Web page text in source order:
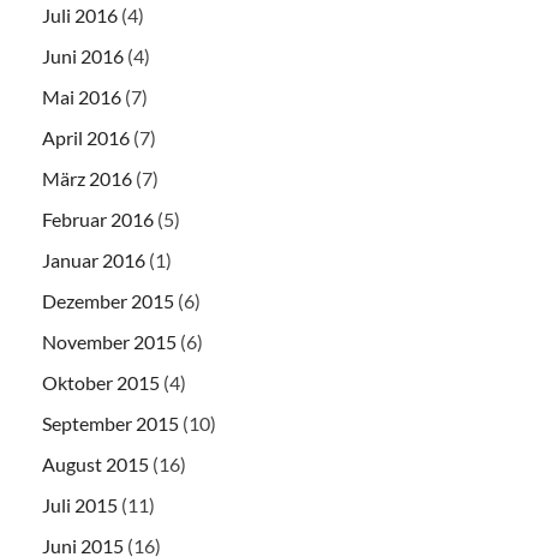
Juli 2016 (4)
Juni 2016 (4)
Mai 2016 (7)
April 2016 (7)
März 2016 (7)
Februar 2016 (5)
Januar 2016 (1)
Dezember 2015 (6)
November 2015 (6)
Oktober 2015 (4)
September 2015 (10)
August 2015 (16)
Juli 2015 (11)
Juni 2015 (16)